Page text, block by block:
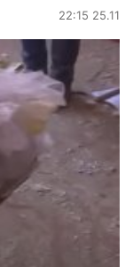
22:15 25.11